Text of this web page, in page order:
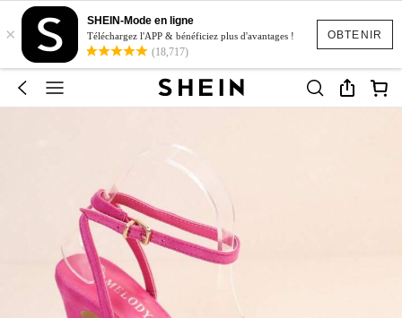
OBTENIR
×
SHEIN-Mode en ligne
Téléchargez l'APP & bénéficiez plus d'avantages !
(18,717)